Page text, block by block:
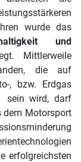
wurde das
und
Mittlerweile
die auf
, bzw. Erdgas
sein wird, darf
dem Motorsport
erfolgreichsten